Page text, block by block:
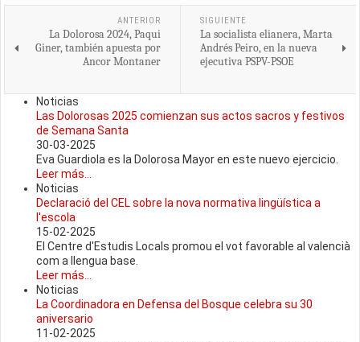
ANTERIOR
La Dolorosa 2024, Paqui
Giner, también apuesta por
Ancor Montaner
SIGUIENTE
La socialista elianera, Marta
Andrés Peiro, en la nueva
ejecutiva PSPV-PSOE
Noticias
Las Dolorosas 2025 comienzan sus actos sacros y festivos
de Semana Santa
30-03-2025
Eva Guardiola es la Dolorosa Mayor en este nuevo ejercicio.
Leer más...
Noticias
Declaració del CEL sobre la nova normativa lingüística a
l'escola
15-02-2025
El Centre d'Estudis Locals promou el vot favorable al valencià
com a llengua base.
Leer más...
Noticias
La Coordinadora en Defensa del Bosque celebra su 30
aniversario
11-02-2025